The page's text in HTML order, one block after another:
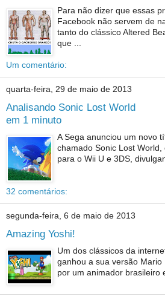
Para não dizer que essas
Facebook não servem de
tanto do clássico Altered
que ...
Um comentário:
quarta-feira, 29 de maio de 2013
Analisando Sonic Lost World
em 1 minuto
A Sega anunciou um novo
chamado Sonic Lost
para o Wii U e 3DS,
32 comentários:
segunda-feira, 6 de maio de 2013
Amazing Yoshi!
Um dos clássicos da
ganhou a sua versão
por um animador brasileiro